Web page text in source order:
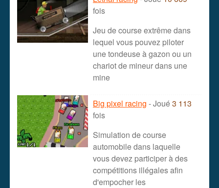
fois
Jeu de course extrême dans
lequel vous pouvez piloter
une tondeuse à gazon ou un
chariot de mineur dans une
mine
Big pixel racing - Joué3 113
fois
Simulation de course
automobile dans laquelle
vous devez participer à des
compétitions illégales afin
d'empocher les